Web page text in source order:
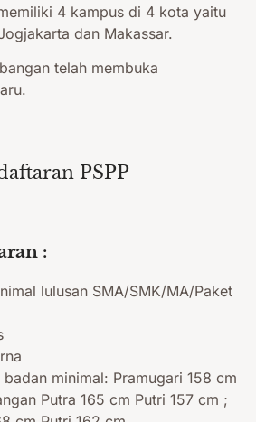
4 kampus di 4 kota yaitu
dan Makassar.
telah membuka
PSPP
:
lulusan SMA/SMK/MA/Paket
minimal: Pramugari 158 cm
Putra 165 cm Putri 157 cm ;